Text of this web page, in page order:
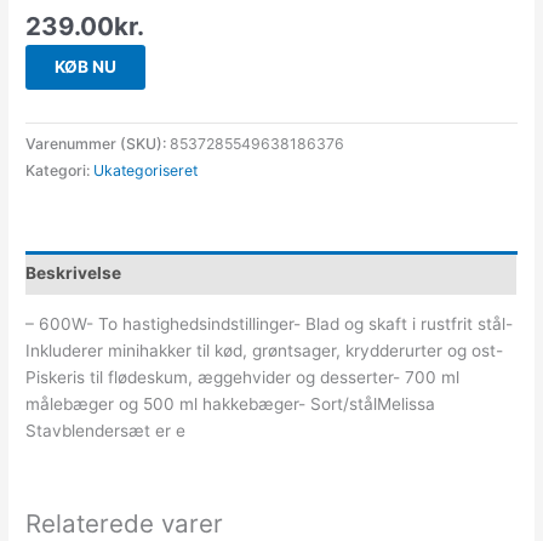
239.00kr.
KØB NU
Varenummer (SKU):8537285549638186376
Kategori: Ukategoriseret
Beskrivelse
– 600W- To hastighedsindstillinger- Blad og skaft i rustfrit stål-
Inkluderer minihakker til kød, grøntsager, krydderurter og ost-
Piskeris til flødeskum, æggehvider og desserter- 700 ml
målebæger og 500 ml hakkebæger- Sort/stålMelissa
Stavblendersæt er e
Relaterede varer